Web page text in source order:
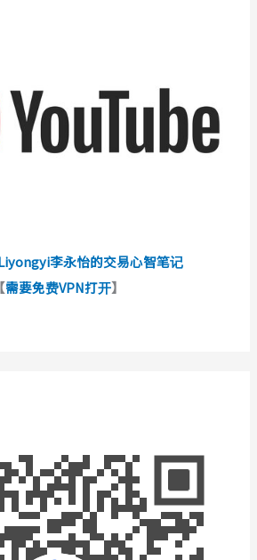
李永怡的交易心智笔记
【需要免费VPN打开】